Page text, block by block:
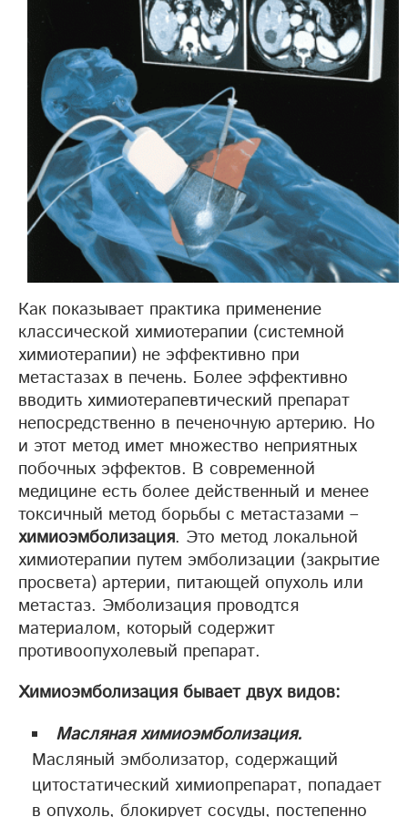
Как показывает практика применение
классической химиотерапии (системной
химиотерапии) не эффективно при
метастазах в печень. Более эффективно
вводить химиотерапевтический препарат
непосредственно в печеночную артерию. Но
и этот метод имет множество неприятных
побочных эффектов. В современной
медицине есть более действенный и менее
токсичный метод борьбы с метастазами –
химиоэмболизация. Это метод локальной
химиотерапии путем эмболизации (закрытие
просвета) артерии, питающей опухоль или
метастаз. Эмболизация проводтся
материалом, который содержит
противоопухолевый препарат.
Химиоэмболизация бывает двух видов:
Масляная химиоэмболизация.
Масляный эмболизатор, содержащий
цитостатический химиопрепарат, попадает
в опухоль, блокирует сосуды, постепенно